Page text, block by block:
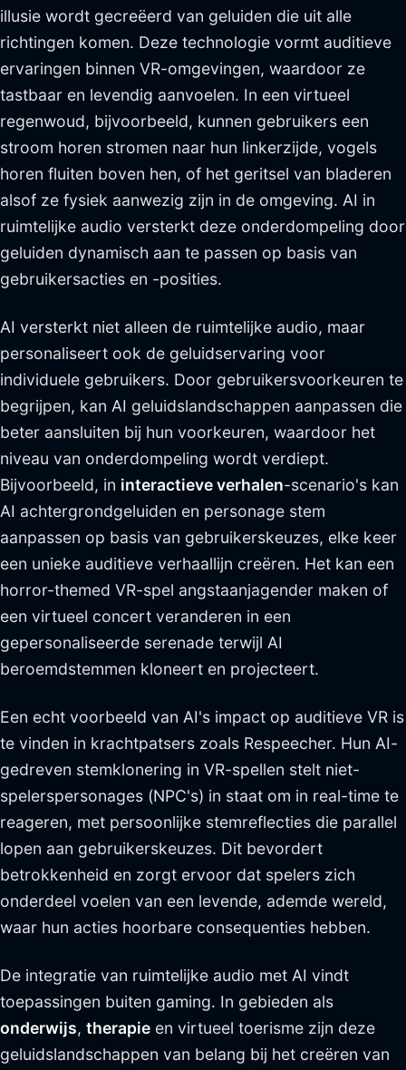
illusie wordt gecreëerd van geluiden die uit alle
richtingen komen. Deze technologie vormt auditieve
ervaringen binnen VR-omgevingen, waardoor ze
tastbaar en levendig aanvoelen. In een virtueel
regenwoud, bijvoorbeeld, kunnen gebruikers een
stroom horen stromen naar hun linkerzijde, vogels
horen fluiten boven hen, of het geritsel van bladeren
alsof ze fysiek aanwezig zijn in de omgeving. AI in
ruimtelijke audio versterkt deze onderdompeling door
geluiden dynamisch aan te passen op basis van
gebruikersacties en -posities.
AI versterkt niet alleen de ruimtelijke audio, maar
personaliseert ook de geluidservaring voor
individuele gebruikers. Door gebruikersvoorkeuren te
begrijpen, kan AI geluidslandschappen aanpassen die
beter aansluiten bij hun voorkeuren, waardoor het
niveau van onderdompeling wordt verdiept.
Bijvoorbeeld, in interactieve verhalen-scenario's kan
AI achtergrondgeluiden en personage stem
aanpassen op basis van gebruikerskeuzes, elke keer
een unieke auditieve verhaallijn creëren. Het kan een
horror-themed VR-spel angstaanjagender maken of
een virtueel concert veranderen in een
gepersonaliseerde serenade terwijl AI
beroemdstemmen kloneert en projecteert.
Een echt voorbeeld van AI's impact op auditieve VR is
te vinden in krachtpatsers zoals Respeecher. Hun AI-
gedreven stemklonering in VR-spellen stelt niet-
spelerspersonages (NPC's) in staat om in real-time te
reageren, met persoonlijke stemreflecties die parallel
lopen aan gebruikerskeuzes. Dit bevordert
betrokkenheid en zorgt ervoor dat spelers zich
onderdeel voelen van een levende, ademde wereld,
waar hun acties hoorbare consequenties hebben.
De integratie van ruimtelijke audio met AI vindt
toepassingen buiten gaming. In gebieden als
onderwijs, therapie en virtueel toerisme zijn deze
geluidslandschappen van belang bij het creëren van